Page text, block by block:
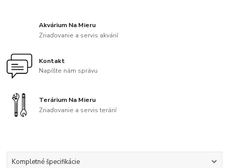
Akvárium Na Mieru
Zriaďovanie a servis akvárií
Kontakt
Napíšte nám správu
Terárium Na Mieru
Zriaďovanie a servis terárií
Kompletné špecifikácie